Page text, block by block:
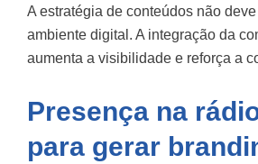
A estratégia de conteúdos não
ambiente digital. A integração da
aumenta a visibilidade e reforça a
Presença na
para gerar